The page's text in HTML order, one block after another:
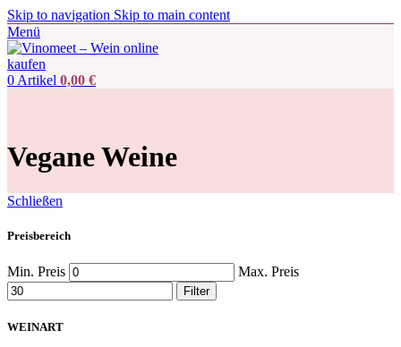
Skip to navigation Skip to main content
Menü
0 Artikel 0,00 €
Vegane Weine
Schließen
Preisbereich
Min. Preis Max. Preis
Filter
WEINART